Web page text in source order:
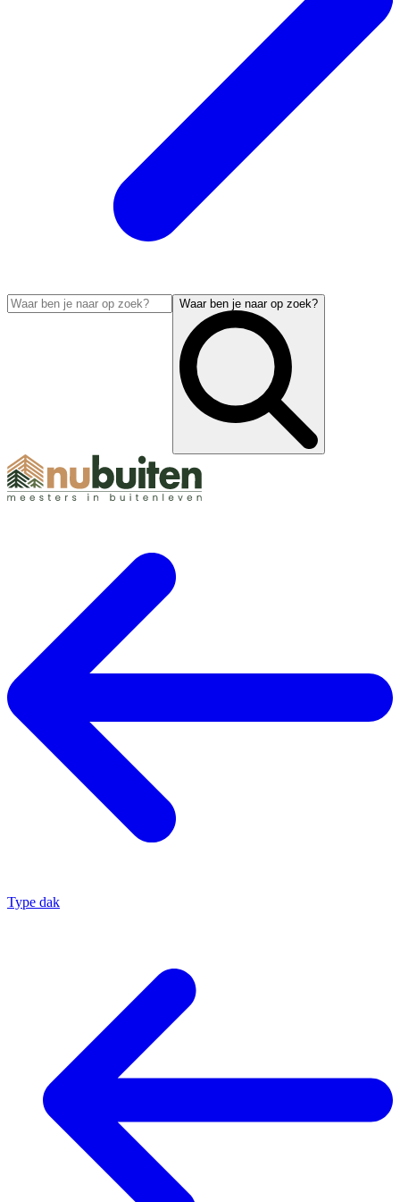
Waar ben je naar op zoek?
Type dak